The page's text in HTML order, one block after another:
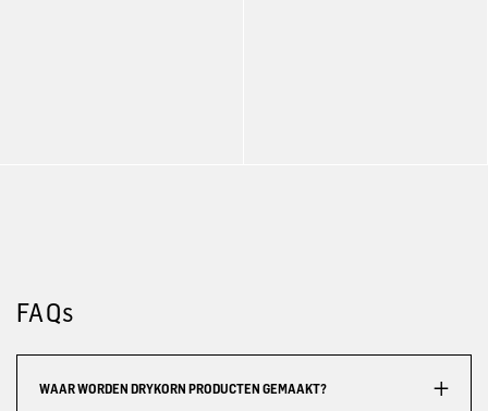
FAQs
WAAR WORDEN DRYKORN PRODUCTEN GEMAAKT?